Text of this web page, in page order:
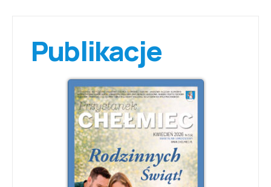
Publikacje